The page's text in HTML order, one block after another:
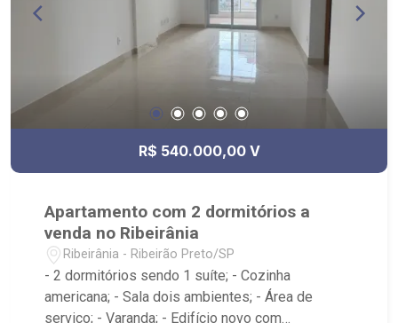
R$ 540.000,00 V
Apartamento com 2 dormitórios a
venda no Ribeirânia
Ribeirânia - Ribeirão Preto/SP
- 2 dormitórios sendo 1 suíte; - Cozinha
americana; - Sala dois ambientes; - Área de
serviço; - Varanda; - Edifício novo com